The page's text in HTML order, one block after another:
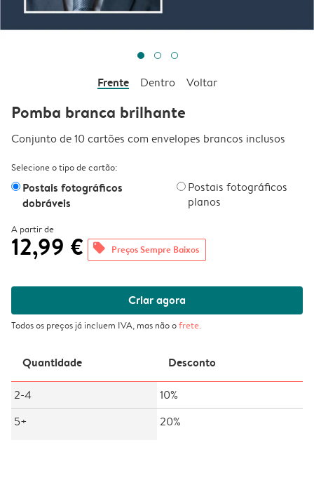
Frente Dentro Voltar
Pomba branca brilhante
Conjunto de 10 cartões com envelopes brancos inclusos
Selecione o tipo de cartão:
Postais fotográficos
dobráveis
Postais fotográficos
planos
A partir de
12,99 € offers Preços Sempre Baixos
Criar agora
Todos os preços já incluem IVA, mas não ofrete.
Quantidade Desconto
2-4
10%
5+
20%